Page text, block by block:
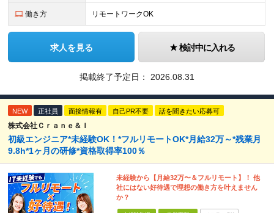
働き方 リモートワークOK
求人を見る 検討中に入れる
掲載終了予定日： 2026.08.31
NEW 正社員 面接情報有 自己PR不要 話を聞きたい応募可
株式会社Ｃｒａｎｅ＆Ｉ
初級エンジニア*未経験OK！*フルリモートOK*月給32万～*残業月
9.8h*1ヶ月の研修*資格取得率100％
未経験から【月給32万〜＆フルリモート】！ 他
社にはない好待遇で理想の働き方を叶えません
か？